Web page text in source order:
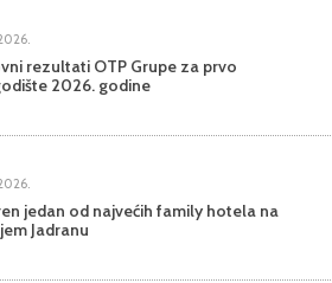
rezultati OTP Grupe za prvo
2026. godine
jedan od najvećih family hotela na
Jadranu